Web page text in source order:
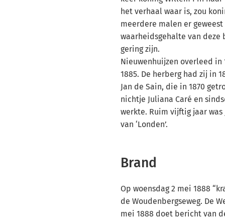
het verhaal waar is, zou
meerdere malen er
waarheidsgehalte van deze
gering zijn.
Nieuwenhuijzen overleed in
1885. De herberg had zij in
Jan de Sain, die in 1870
nichtje Juliana Caré en
werkte. Ruim vijftig jaar
van ‘Londen’.
Brand
Op woensdag 2 mei 1888
de Woudenbergseweg. De
mei 1888 doet bericht van